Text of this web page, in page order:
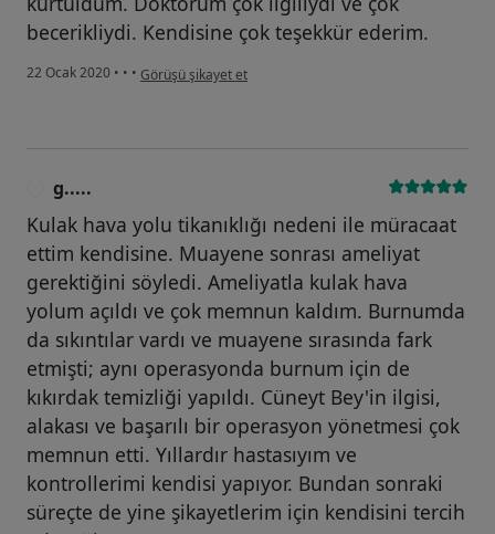
becerikliydi. Kendisine çok teşekkür ederim.
22 Ocak 2020 • • • kullanıcının görüşüne göre s.....
Görüşü şikayet et
g.....
Kulak hava yolu tikanıklığı nedeni ile müracaat
ettim kendisine. Muayene sonrası ameliyat
gerektiğini söyledi. Ameliyatla kulak hava
yolum açıldı ve çok memnun kaldım. Burnumda
da sıkıntılar vardı ve muayene sırasında fark
etmişti; aynı operasyonda burnum için de
kıkırdak temizliği yapıldı. Cüneyt Bey'in ilgisi,
alakası ve başarılı bir operasyon yönetmesi çok
memnun etti. Yıllardır hastasıyım ve
kontrollerimi kendisi yapıyor. Bundan sonraki
süreçte de yine şikayetlerim için kendisini tercih